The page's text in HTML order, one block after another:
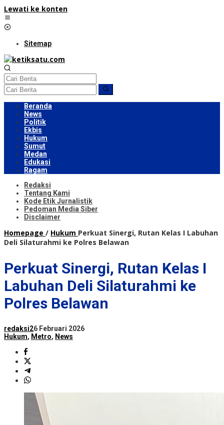
Lewati ke konten
Sitemap
Beranda
News
Politik
Ekbis
Hukum
Sumut
Medan
Edukasi
Ragam
Redaksi
Tentang Kami
Kode Etik Jurnalistik
Pedoman Media Siber
Disclaimer
Homepage / Hukum Perkuat Sinergi, Rutan Kelas I Labuhan
Deli Silaturahmi ke Polres Belawan
Perkuat Sinergi, Rutan Kelas I
Labuhan Deli Silaturahmi ke
Polres Belawan
redaksi26 Februari 2026
Hukum, Metro, News